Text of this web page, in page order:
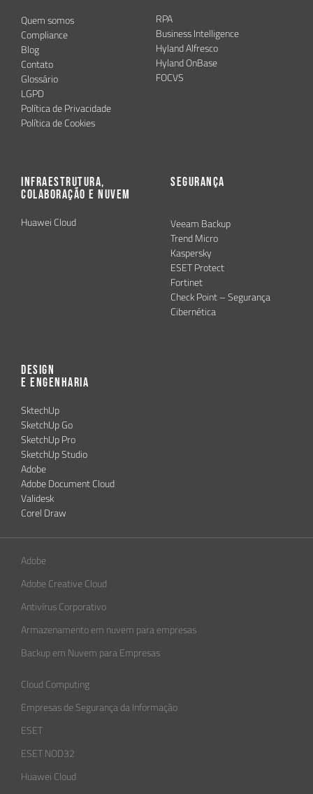
Quem somos
Compliance
Blog
Contato
Glossário
LGPD
Política de Privacidade
Política de Cookies
RPA
Business Intelligence
Hyland Alfresco
Hyland OnBase
FOCVS
Infraestrutura,
Colaboração e Nuvem
Huawei Cloud
Segurança
Veeam Backup
Trend Micro
Kaspersky
ESET Protect
Fortinet
Check Point – Segurança
Cibernética
Design
e Engenharia
SktechUp
SketchUp Go
SketchUp Pro
SketchUp Studio
Adobe
Adobe Document Cloud
Validesk
Corel Draw
Adobe
Adobe Creative Cloud
Antivírus Corporativo
Armazenamento em nuvem para empresas
Backup em Nuvem para Empresas
Cloud Computing
Empresas de Segurança da Informação​
ESET
ESET NOD32
Huawei Cloud